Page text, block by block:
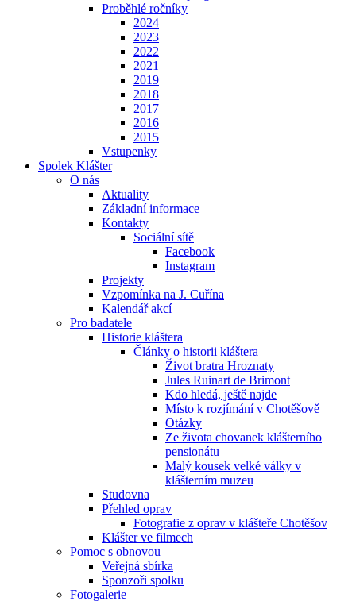
Proběhlé ročníky
2024
2023
2022
2021
2019
2018
2017
2016
2015
Vstupenky
Spolek Klášter
O nás
Aktuality
Základní informace
Kontakty
Sociální sítě
Facebook
Instagram
Projekty
Vzpomínka na J. Cuřína
Kalendář akcí
Pro badatele
Historie kláštera
Články o historii kláštera
Život bratra Hroznaty
Jules Ruinart de Brimont
Kdo hledá, ještě najde
Místo k rozjímání v Chotěšově
Otázky
Ze života chovanek klášterního
pensionátu
Malý kousek velké války v
klášterním muzeu
Studovna
Přehled oprav
Fotografie z oprav v klášteře Chotěšov
Klášter ve filmech
Pomoc s obnovou
Veřejná sbírka
Sponzoři spolku
Fotogalerie